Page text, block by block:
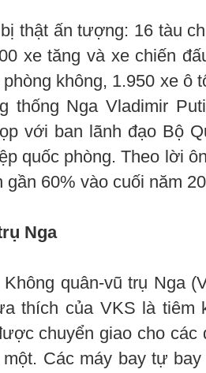
thật ấn tượng: 16 tàu
xe tăng và xe chiến
không, 1.950 xe ô
thống Nga Vladimir
với ban lãnh đạo Bộ
quốc phòng. Theo lời
gần 60% vào cuối năm
Nga
Không quân-vũ trụ Nga
thích của VKS là tiêm
chuyển giao cho
Các máy bay tự